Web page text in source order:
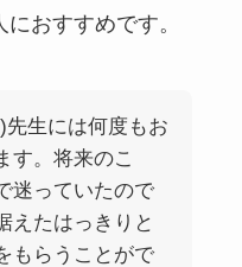
おすすめです。
生には何度もお
す。将来のこ
迷っていたので
えたはっきりと
もらうことがで